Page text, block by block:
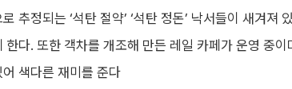
추정되는 ‘석탄 절약’ ‘석탄 정돈’ 낙서들이 새겨져
한다. 또한 객차를 개조해 만든 레일 카페가 운영 중
색다른 재미를 준다